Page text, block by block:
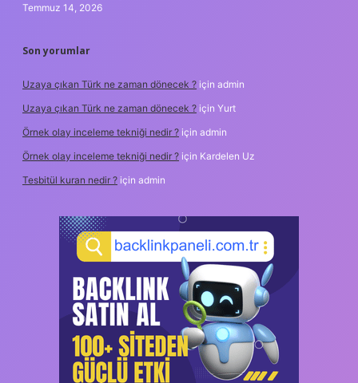
Temmuz 14, 2026
Son yorumlar
Uzaya çıkan Türk ne zaman dönecek ? için admin
Uzaya çıkan Türk ne zaman dönecek ? için Yurt
Örnek olay inceleme tekniği nedir ? için admin
Örnek olay inceleme tekniği nedir ? için Kardelen Uz
Tesbitül kuran nedir ? için admin